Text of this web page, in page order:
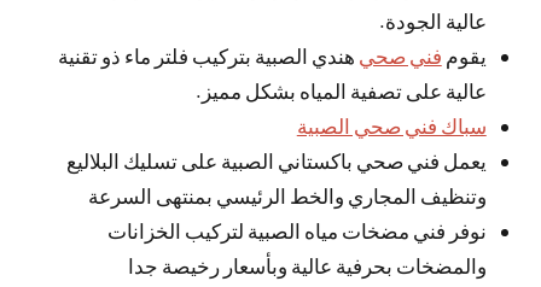
عالية الجودة.
يقوم فني صحي هندي الصبية بتركيب فلتر ماء ذو تقنية
عالية على تصفية المياه بشكل مميز.
سباك فني صحي الصبية
يعمل فني صحي باكستاني الصبية على تسليك البلاليع
وتنظيف المجاري والخط الرئيسي بمنتهى السرعة
نوفر فني مضخات مياه الصبية لتركيب الخزانات
والمضخات بحرفية عالية وبأسعار رخيصة جدا